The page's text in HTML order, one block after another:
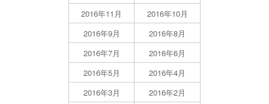
2016年11月
2016年10月
2016年9月
2016年8月
2016年7月
2016年6月
2016年5月
2016年4月
2016年3月
2016年2月